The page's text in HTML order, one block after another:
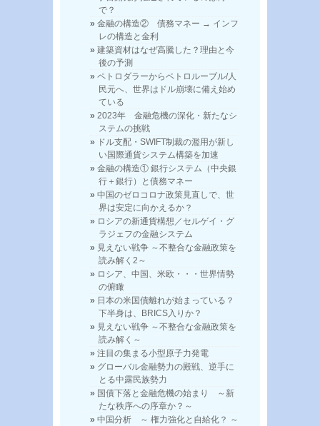
で？
金融の構造② 債務マネー → インフ
レの構造と金利
建築資材はなぜ高騰した？理由と今
後の予測
ペトロダラーからペトロルーブル/人
民元へ、世界はドル崩壊に備え始め
ている
2023年 金融危機の深化・新たなシ
ステムの挑戦
ドル支配・SWIFT制裁の濫用が新し
い国際通貨システム構築を加速
金融の構造① 銀行システム（中央銀
行＋銀行）と債務マネー
中国のゼロコロナ政策見直しで、世
界は安定に向かえるか？
ロシアの新通貨構想／セルゲイ・グ
ラジェフの金融システム
見えない戦争 ～不整合な金融政策を
読み解く2～
ロシア、中国、米欧・・・世界情勢
の俯瞰
日本の米国債離れが始まっている？
下半身は、BRICS入りか？
見えない戦争 ～不整合な金融政策を
読み解く～
注目の集まる小型原子力発電
グローバル金融勢力の殿戦、逆手に
とる中露民族勢力
国債下落と金融危機の始まり ～新
たな秩序への序章か？～
中国分析 ～ 権力強化と自給化？ ～